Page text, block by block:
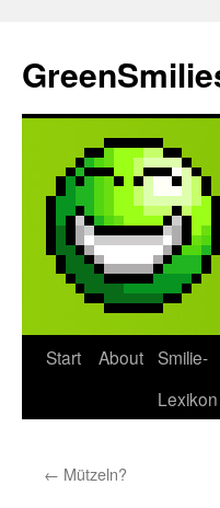
springen
Start About Smilie-
Lexikon
← Mützeln?